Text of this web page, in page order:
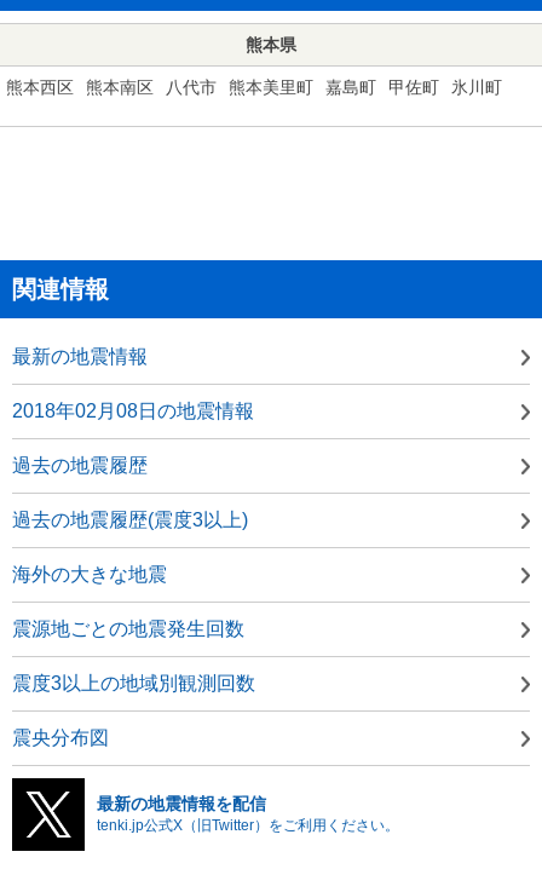
熊本県
熊本西区 熊本南区 八代市 熊本美里町 嘉島町 甲佐町 氷川町
関連情報
最新の地震情報
2018年02月08日の地震情報
過去の地震履歴
過去の地震履歴(震度3以上)
海外の大きな地震
震源地ごとの地震発生回数
震度3以上の地域別観測回数
震央分布図
最新の地震情報を配信
tenki.jp公式X（旧Twitter）をご利用ください。